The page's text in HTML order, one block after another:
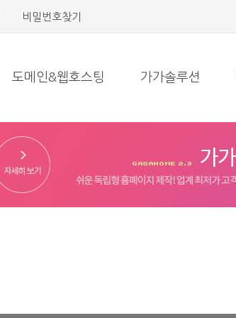
비밀번호찾기
도메인&웹호스팅 가가솔루션